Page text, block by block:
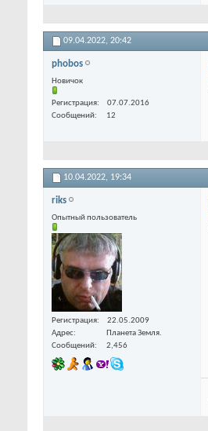
09.04.2022, 20:42
phobos
Новичок
Регистрация
07.07.2016
Сообщений
12
10.04.2022, 19:34
riks
Опытный пользователь
Регистрация
22.05.2009
Адрес
Планета Земля.
Сообщений
2,456